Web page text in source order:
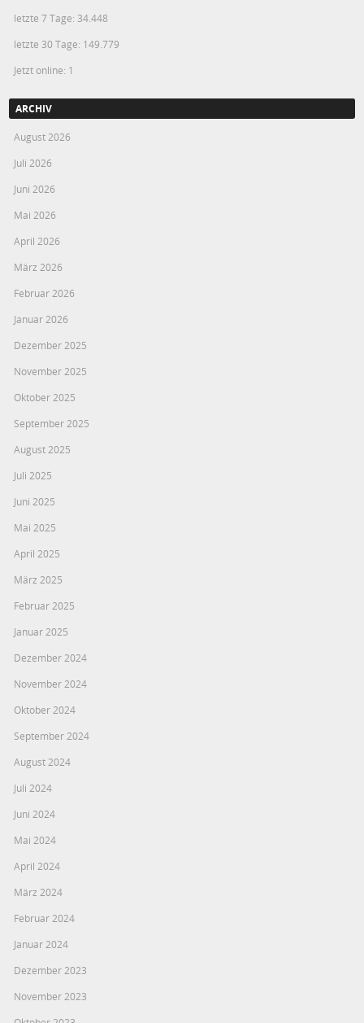
letzte 7 Tage: 34.448
letzte 30 Tage: 149.779
Jetzt online: 1
ARCHIV
August 2026
Juli 2026
Juni 2026
Mai 2026
April 2026
März 2026
Februar 2026
Januar 2026
Dezember 2025
November 2025
Oktober 2025
September 2025
August 2025
Juli 2025
Juni 2025
Mai 2025
April 2025
März 2025
Februar 2025
Januar 2025
Dezember 2024
November 2024
Oktober 2024
September 2024
August 2024
Juli 2024
Juni 2024
Mai 2024
April 2024
März 2024
Februar 2024
Januar 2024
Dezember 2023
November 2023